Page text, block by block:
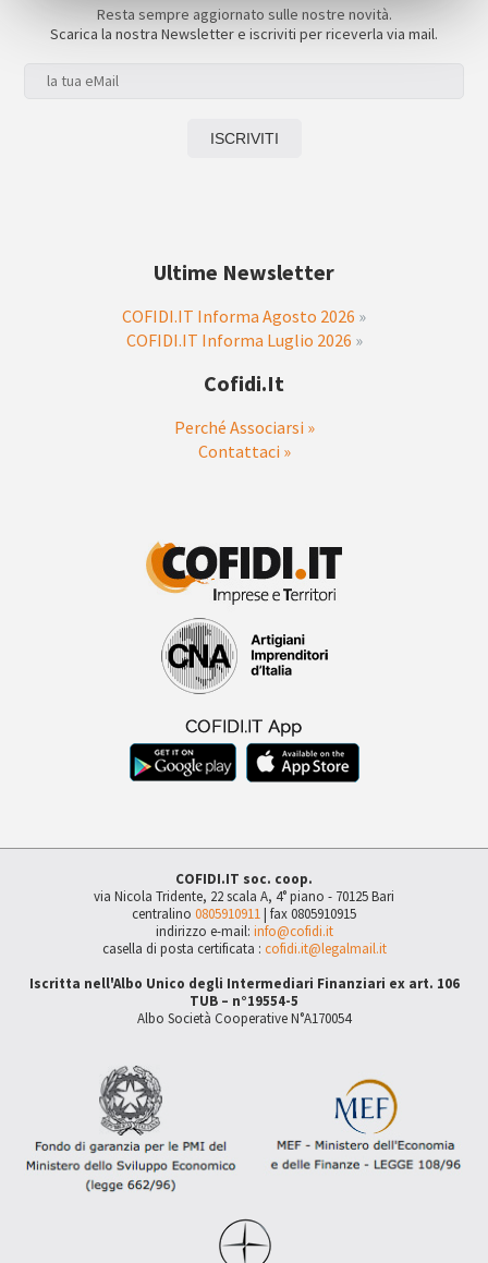
Resta sempre aggiornato sulle nostre novità.
Scarica la nostra Newsletter e iscriviti per riceverla via mail.
Ultime Newsletter
COFIDI.IT Informa Agosto 2026 »
COFIDI.IT Informa Luglio 2026 »
Cofidi.it
Perché Associarsi »
Contattaci »
COFIDI.IT soc. coop.
via Nicola Tridente, 22 scala A, 4° piano - 70125 Bari
centralino 0805910911| fax 0805910915
indirizzo e-mail: info@cofidi.it
casella di posta certificata : cofidi.it@legalmail.it
Iscritta nell'Albo Unico degli Intermediari Finanziari ex art. 106
TUB – n°19554-5
Albo Società Cooperative N°A170054